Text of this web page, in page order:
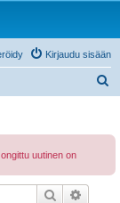
Kirjaudu sisään
uutinen on
Etsi